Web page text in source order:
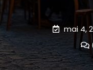
mai 4,